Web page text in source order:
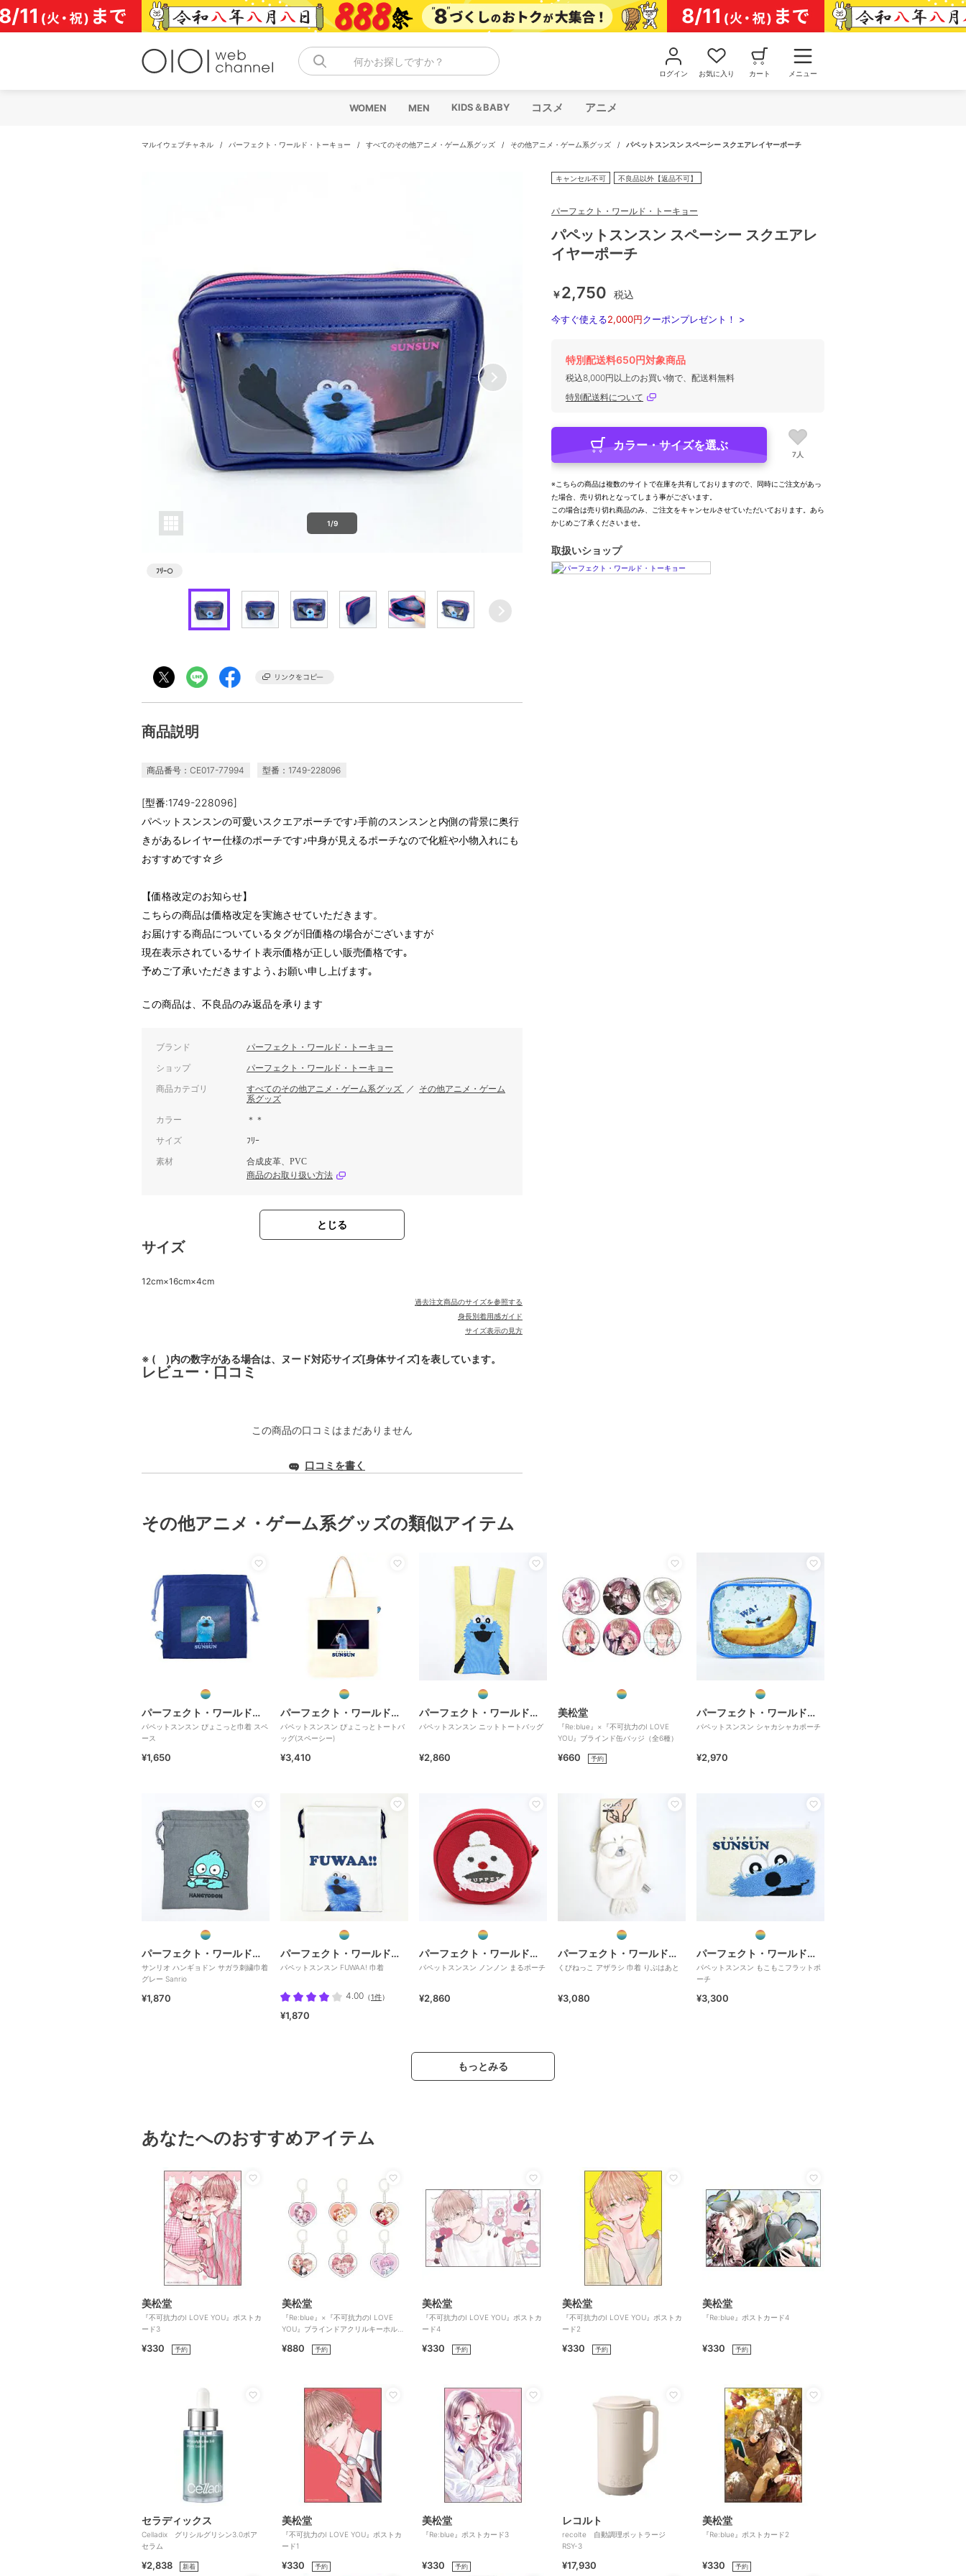
コ
ン
テ
何かお探しですか？
ログイン お気に入り カート メニュー
WOMEN MEN KIDS＆BABY コスメ アニメ
マルイウェブチャネル / パーフェクト・ワールド・トーキョー / すべてのその他アニメ・ゲーム系グッズ / その他アニメ・ゲーム系グッズ / パペットスンスン スペーシー スクエアレイヤーポーチ
1/9
ﾌﾘｰ○
商品説明
商品番号：CE017-77994 型番：1749-228096
[型番:1749-228096]
パペットスンスンの可愛いスクエアポーチです♪手前のスンスンと内側の背景に奥行
きがあるレイヤー仕様のポーチです♪中身が見えるポーチなので化粧や小物入れにも
おすすめです☆彡
【価格改定のお知らせ】
こちらの商品は価格改定を実施させていただきます。
お届けする商品についているタグが旧価格の場合がございますが
現在表示されているサイト表示価格が正しい販売価格です｡
予めご了承いただきますよう､お願い申し上げます｡
この商品は、不良品のみ返品を承ります
ブランド パーフェクト・ワールド・トーキョー
ショップ パーフェクト・ワールド・トーキョー
商品カテゴリ すべてのその他アニメ・ゲーム系グッズ ／ その他アニメ・ゲーム
系グッズ
カラー ＊＊
サイズ ﾌﾘｰ
素材
合成皮革、PVC
商品のお取り扱い方法
とじる
サイズ
12cm×16cm×4cm
過去注文商品のサイズを参照する
身長別着用感ガイド
サイズ表示の見方
※ ( )内の数字がある場合は、ヌード対応サイズ[身体サイズ]を表しています。
レビュー・口コミ
この商品の口コミはまだありません
口コミを書く
キャンセル不可 不良品以外【返品不可】
パーフェクト・ワールド・トーキョー
パペットスンスン スペーシー スクエアレ
イヤーポーチ
￥2,750 税込
今すぐ使える2,000円クーポンプレゼント！ >
特別配送料650円対象商品
税込8,000円以上のお買い物で、配送料無料
特別配送料について
カラー・サイズを選ぶ
7人
※こちらの商品は複数のサイトで在庫を共有しておりますので、同時にご注文があっ
た場合、売り切れとなってしまう事がございます。
この場合は売り切れ商品のみ、ご注文をキャンセルさせていただいております。あら
かじめご了承くださいませ。
取扱いショップ
その他アニメ・ゲーム系グッズの類似アイテム
パーフェクト・ワールド・トーキョー
パペットスンスン ぴょこっと巾着 スペ
ース
¥1,650
パーフェクト・ワールド・トーキョー
パペットスンスン ぴょこっとトートバ
ッグ(スペーシー)
¥3,410
パーフェクト・ワールド・トーキョー
パペットスンスン ニットトートバッグ
¥2,860
美松堂
『Re:blue』×『不可抗力のI LOVE
YOU』ブラインド缶バッジ（全6種）
¥660 予約
パーフェクト・ワールド・トーキョー
パペットスンスン シャカシャカポーチ
¥2,970
パーフェクト・ワールド・トーキョー
サンリオ ハンギョドン サガラ刺繍巾着
グレー Sanrio
¥1,870
パーフェクト・ワールド・トーキョー
パペットスンスン FUWAA! 巾着
4.00 （1件）
¥1,870
パーフェクト・ワールド・トーキョー
パペットスンスン ノンノン まるポーチ
¥2,860
パーフェクト・ワールド・トーキョー
くびねっこ アザラシ 巾着 りぶはあと
¥3,080
パーフェクト・ワールド・トーキョー
パペットスンスン もこもこフラットポ
ーチ
¥3,300
もっとみる
あなたへのおすすめアイテム
美松堂
『不可抗力のI LOVE YOU』ポストカ
ード3
¥330 予約
美松堂
『Re:blue』×『不可抗力のI LOVE
YOU』ブラインドアクリルキーホル
¥880 予約
美松堂
『不可抗力のI LOVE YOU』ポストカ
ード4
¥330 予約
美松堂
『不可抗力のI LOVE YOU』ポストカ
ード2
¥330 予約
美松堂
『Re:blue』ポストカード4
¥330 予約
セラディックス
Celladix グリシルグリシン3.0ポア
セラム
¥2,838 新着
美松堂
『不可抗力のI LOVE YOU』ポストカ
ード1
¥330 予約
美松堂
『Re:blue』ポストカード3
¥330 予約
レコルト
recolte 自動調理ポットラージ
RSY-3
¥17,930
美松堂
『Re:blue』ポストカード2
¥330 予約